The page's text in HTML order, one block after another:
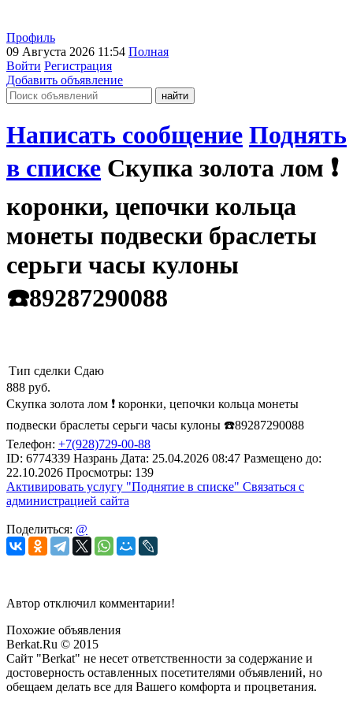
Профиль
09 Августа 2026 11:54 Полная
Войти Регистрация
Добавить объявление
Написать сообщение Поднять
в списке Скупка золота лом ❗️
коронки, цепочки кольца
монеты подвески браслеты
серьги часы кулоны
☎️89287290088
Тип сделки Сдаю
888 руб.
Скупка золота лом ❗️ коронки, цепочки кольца монеты
подвески браслеты серьги часы кулоны ☎️89287290088
Телефон: +7(928)729-00-88
ID: 6774339 Назрань Дата: 25.04.2026 08:47 Размещено до:
22.10.2026 Просмотры: 139
Активировать услугу "Поднятие в списке" Связаться с
администрацией сайта
Поделиться: @
Автор отключил комментарии!
Похожие объявления
Berkat.Ru © 2015
Сайт "Berkat" не несет ответственности за содержание и
достоверность оставленных посетителями объявлений, но
обещаем делать все для Вашего комфорта и процветания.